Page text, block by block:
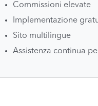
Commissioni elevate
Implementazione
Sito multilingue
Assistenza continua